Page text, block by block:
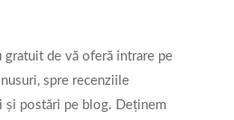
gratuit de vă oferă intrare pe
spre recenziile
și postări pe blog. Deținem